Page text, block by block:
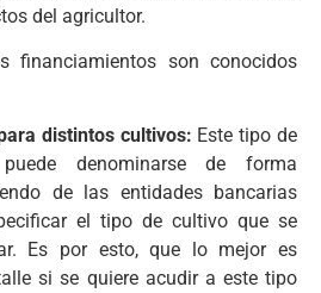
del agricultor.
financiamientos son conocidos
distintos cultivos: Este tipo de
denominarse de forma
de las entidades bancarias
el tipo de cultivo que se
Es por esto, que lo mejor es
si se quiere acudir a este tipo